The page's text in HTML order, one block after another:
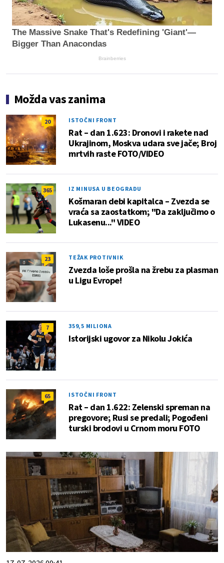
The Massive Snake That's Redefining 'Giant'—
Bigger Than Anacondas
Brainberries
Možda vas zanima
20 ISTOČNI FRONT
Rat – dan 1.623: Dronovi i rakete nad
Ukrajinom, Moskva udara sve jače; Broj
mrtvih raste FOTO/VIDEO
365 IZ MINUSA U BEOGRADU
Košmaran debi kapitalca – Zvezda se
vraća sa zaostatkom; "Da zaključimo o
Lukasenu..." VIDEO
23 TEŽAK PROTIVNIK
Zvezda loše prošla na žrebu za plasman
u Ligu Evrope!
7 359,5 MILIONA
Istorijski ugovor za Nikolu Jokića
65 ISTOČNI FRONT
Rat – dan 1.622: Zelenski spreman na
pregovore; Rusi se predali; Pogođeni
turski brodovi u Crnom moru FOTO